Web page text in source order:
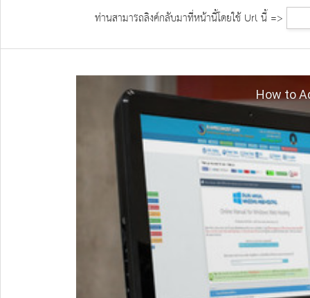
ท่านสามารถลิงค์กลับมาที่หน้านี้โดยใช้ Url นี้ =>
How to